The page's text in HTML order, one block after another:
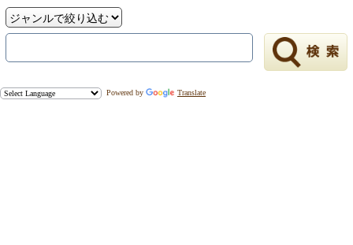
Powered by Translate